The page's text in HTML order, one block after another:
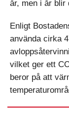
år, men i år blir
Enligt
använda cirka
vilket ger ett
beror på att